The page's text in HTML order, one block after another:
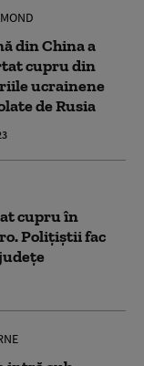
din China a
cupru din
ucrainene
de Rusia
cupru în
Polițiștii fac